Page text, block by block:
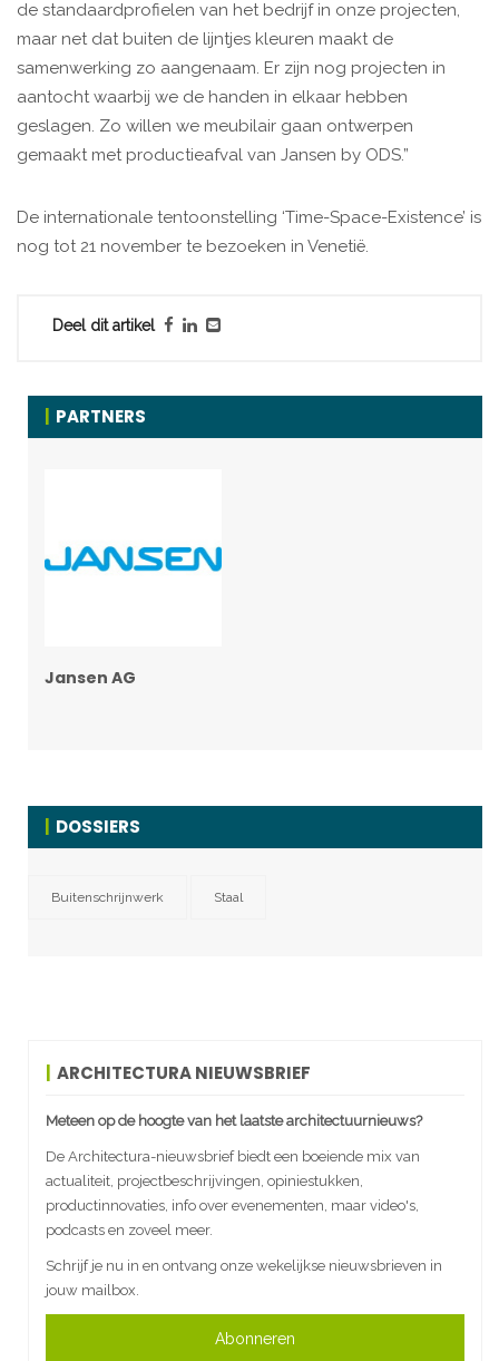
de standaardprofielen van het bedrijf in onze projecten,
maar net dat buiten de lijntjes kleuren maakt de
samenwerking zo aangenaam. Er zijn nog projecten in
aantocht waarbij we de handen in elkaar hebben
geslagen. Zo willen we meubilair gaan ontwerpen
gemaakt met productieafval van Jansen by ODS.”
De internationale tentoonstelling ‘Time-Space-Existence’ is
nog tot 21 november te bezoeken in Venetië.
Deel dit artikel
PARTNERS
Jansen AG
DOSSIERS
Buitenschrijnwerk Staal
ARCHITECTURA NIEUWSBRIEF
Meteen op de hoogte van het laatste architectuurnieuws?
De Architectura-nieuwsbrief biedt een boeiende mix van
actualiteit, projectbeschrijvingen, opiniestukken,
productinnovaties, info over evenementen, maar video's,
podcasts en zoveel meer.
Schrijf je nu in en ontvang onze wekelijkse nieuwsbrieven in
jouw mailbox.
Abonneren